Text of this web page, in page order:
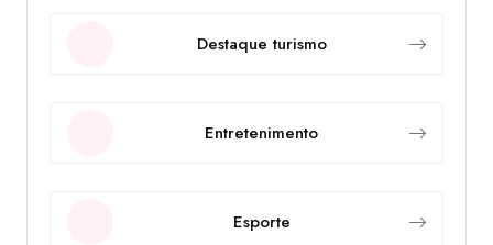
Destaque turismo
Entretenimento
Esporte